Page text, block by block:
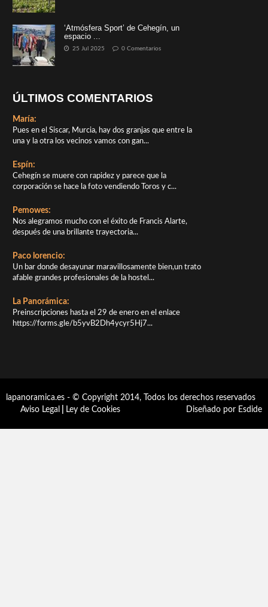
‘Atmósfera Sport’ de Cehegín, un
espacio ...
25 Jul 2025 0 Comentarios
ÚLTIMOS COMENTARIOS
María:
Pues en el Siscar, Murcia, hay dos granjas que entre la
una y la otra los vecinos vamos con gan...
Espín:
Cehegín se muere con rapidez y parece que la
corporación se hace la foto vendiendo Toros y c...
Pemowes:
Nos alegramos mucho con el éxito de Francis Alarte,
después de una brillante trayectoria...
Paco lorencio:
Un bar donde desayunar maravillosamente bien,un trato
afable grandes profesionales de la hostel...
La Panorámica:
Preinscripciones hasta el 29 de enero en el enlace
https://forms.gle/b5yvB2Dh4ycyr5Hj7...
lapanoramica.es - © Copyright 2014, Todos los derechos reservados
Aviso Legal
Ley de Cookies Diseñado por Esdide